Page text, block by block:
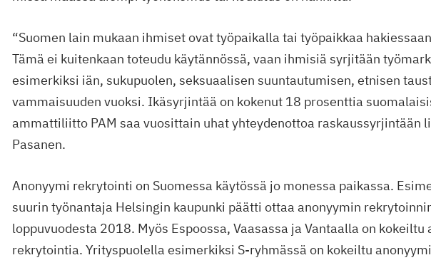
“Suomen lain mukaan ihmiset ovat työpaikalla tai työpaikkaa
Tämä ei kuitenkaan toteudu käytännössä, vaan ihmisiä syrjitään
esimerkiksi iän, sukupuolen, seksuaalisen suuntautumisen, etnisen
vammaisuuden vuoksi. Ikäsyrjintää on kokenut 18 prosenttia
ammattiliitto PAM saa vuosittain uhat yhteydenottoa raskaussyrjintään
Pasanen.
Anonyymi rekrytointi on Suomessa käytössä jo monessa paikassa.
suurin työnantaja Helsingin kaupunki päätti ottaa anonyymin
loppuvuodesta 2018. Myös Espoossa, Vaasassa ja Vantaalla on kokeiltu
rekrytointia. Yrityspuolella esimerkiksi S-ryhmässä on kokeiltu